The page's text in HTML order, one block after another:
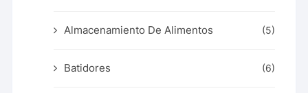
Almacenamiento De Alimentos (5)
Batidores (6)